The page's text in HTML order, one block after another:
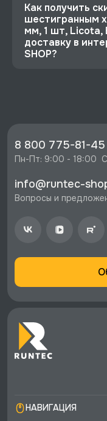
Как получить
шестигранным
мм, 1 шт, Licota,
доставку в
SHOP?
скидкой - 101 руб.
⚡️ Бесплатная
стоимости
8 800 775-81-45
Пн-Пт: 9:00 - 18:00
info@runtec-
Вопросы и
НАВИГАЦИЯ